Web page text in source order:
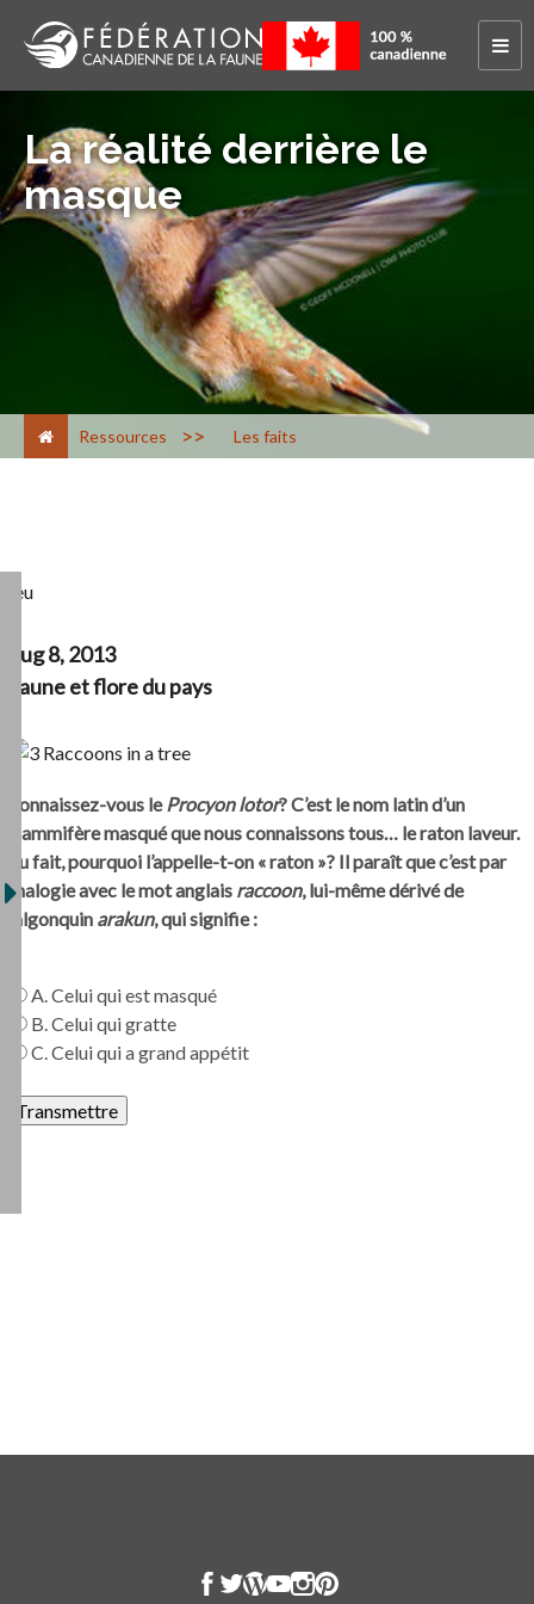
La réalité derrière le
masque
Ressources > Les faits
Jeu
Aug 8, 2013
Faune et flore du pays
Connaissez-vous leProcyon lotor? C’est le nom latin d’un
mammifère masqué que nous connaissons tous… le raton laveur.
Au fait, pourquoi l’appelle-t-on « raton »? Il paraît que c’est par
analogie avec le mot anglais raccoon, lui-même dérivé de
l’algonquin arakun, qui signifie :
A. Celui qui est masqué
B. Celui qui gratte
C. Celui qui a grand appétit